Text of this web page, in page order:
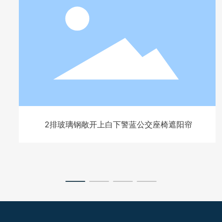
2排玻璃钢敞开上白下警蓝公交座椅遮阳帘